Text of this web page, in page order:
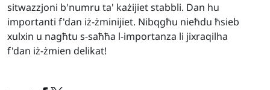
sitwazzjoni b'numru ta' każijiet stabbli. Dan hu
importanti f'dan iż-żminijiet. Nibqgħu nieħdu ħsieb
xulxin u nagħtu s-saħħa l-importanza li jixraqilha
f'dan iż-żmien delikat!